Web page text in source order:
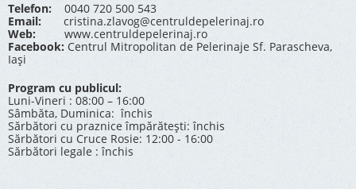
Telefon: 0040 720 500 543
Email:
cristina.zlavog@centruldepelerinaj.ro
Web:
www.centruldepelerinaj.ro
Facebook: Centrul Mitropolitan de Pelerinaje Sf. Parascheva,
Iași
Program cu publicul:
Luni-Vineri : 08:00 – 16:00
Sâmbăta, Duminica: închis
Sărbători cu praznice împărătești: închis
Sărbători cu Cruce Rosie: 12:00 - 16:00
Sărbători legale : închis